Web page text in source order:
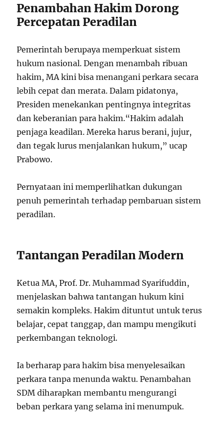
Penambahan Hakim Dorong
Percepatan Peradilan
Pemerintah berupaya memperkuat sistem
hukum nasional. Dengan menambah ribuan
hakim, MA kini bisa menangani perkara secara
lebih cepat dan merata. Dalam pidatonya,
Presiden menekankan pentingnya integritas
dan keberanian para hakim.“Hakim adalah
penjaga keadilan. Mereka harus berani, jujur,
dan tegak lurus menjalankan hukum,” ucap
Prabowo.
Pernyataan ini memperlihatkan dukungan
penuh pemerintah terhadap pembaruan sistem
peradilan.
Tantangan Peradilan Modern
Ketua MA, Prof. Dr. Muhammad Syarifuddin,
menjelaskan bahwa tantangan hukum kini
semakin kompleks. Hakim dituntut untuk terus
belajar, cepat tanggap, dan mampu mengikuti
perkembangan teknologi.
Ia berharap para hakim bisa menyelesaikan
perkara tanpa menunda waktu. Penambahan
SDM diharapkan membantu mengurangi
beban perkara yang selama ini menumpuk.